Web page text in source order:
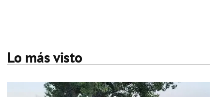
Lo más visto